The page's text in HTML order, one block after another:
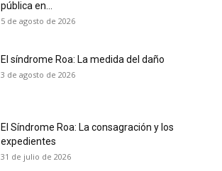
pública en...
5 de agosto de 2026
El síndrome Roa: La medida del daño
3 de agosto de 2026
El Síndrome Roa: La consagración y los
expedientes
31 de julio de 2026